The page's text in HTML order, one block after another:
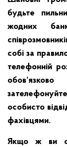
будьте
жодних
собі за
телефонній
особисто
фахівцями.
Якщо ж ви